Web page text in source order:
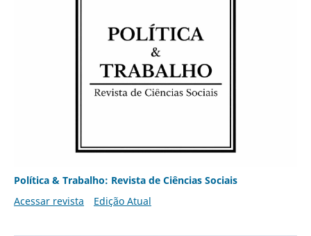
Política & Trabalho: Revista de Ciências Sociais
Acessar revista
Edição Atual